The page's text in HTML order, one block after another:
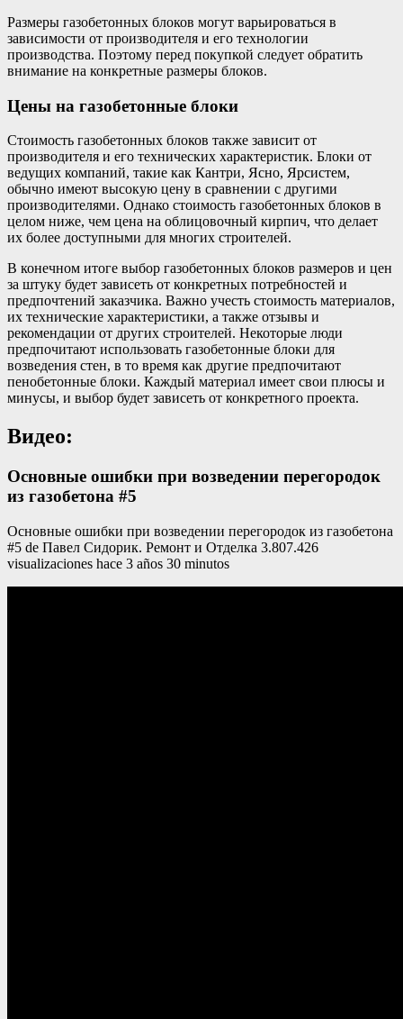
Размеры газобетонных блоков могут варьироваться в
зависимости от производителя и его технологии
производства. Поэтому перед покупкой следует обратить
внимание на конкретные размеры блоков.
Цены на газобетонные блоки
Стоимость газобетонных блоков также зависит от
производителя и его технических характеристик. Блоки от
ведущих компаний, такие как Кантри, Ясно, Ярсистем,
обычно имеют высокую цену в сравнении с другими
производителями. Однако стоимость газобетонных блоков в
целом ниже, чем цена на облицовочный кирпич, что делает
их более доступными для многих строителей.
В конечном итоге выбор газобетонных блоков размеров и цен
за штуку будет зависеть от конкретных потребностей и
предпочтений заказчика. Важно учесть стоимость материалов,
их технические характеристики, а также отзывы и
рекомендации от других строителей. Некоторые люди
предпочитают использовать газобетонные блоки для
возведения стен, в то время как другие предпочитают
пенобетонные блоки. Каждый материал имеет свои плюсы и
минусы, и выбор будет зависеть от конкретного проекта.
Видео:
Основные ошибки при возведении перегородок
из газобетона #5
Основные ошибки при возведении перегородок из газобетона
#5 de Павел Сидорик. Ремонт и Отделка 3.807.426
visualizaciones hace 3 años 30 minutos